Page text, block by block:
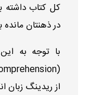
کل کتاب داشته
در ذهنتان مانده
با توجه به
از ریدینگ زبان